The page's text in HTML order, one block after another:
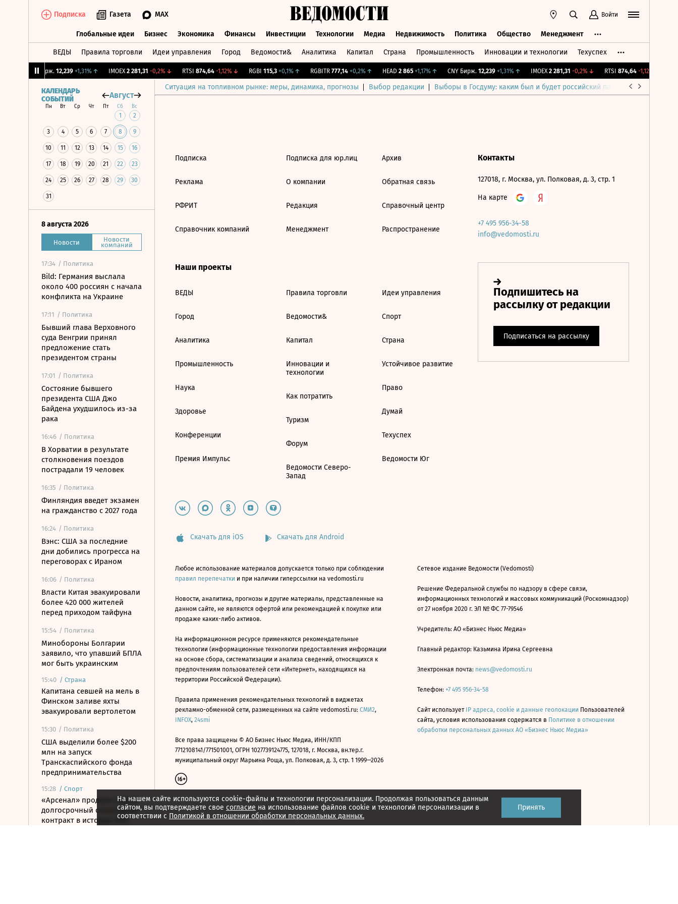
Подписка Газета MAX Войти
Глобальные идеи Бизнес Экономика Финансы Инвестиции Технологии Медиа Недвижимость Политика Общество Менеджмент
ВЕДЫ Правила торговли Идеи управления Город Ведомости& Аналитика Капитал Страна Промышленность Инновации и технологии Техуспех
CNY Бирж. 12,239 +1,31%↑ IMOEX 2 281,31 -0,2%↓ RTSI 874,64 -1,12%↓ RGBI 115,3 +0,1%↑ RGBITR 777,14 +0,2%↑ HEAD 2 865 +1,17%↑ CNY Бирж. 12,239 +1,31%↑ IMOEX 2 281,31 -0,2%↓ RTSI 874,64 -1,12%
Ситуация на топливном рынке: меры, динамика, прогнозы Выбор редакции Выборы в Госдуму: каким был и будет российский парламент
КАЛЕНДАРЬ
СОБЫТИЙ
Август
Пн Вт Ср Чт Пт Сб Вс
1 2
3 4 5 6 7 8 9
10 11 12 13 14 15 16
17 18 19 20 21 22 23
24 25 26 27 28 29 30
31
8 августа 2026
Новости Новости
компаний
17:34 / Политика
Bild: Германия выслала
около 400 россиян с начала
конфликта на Украине
17:11 / Политика
Бывший глава Верховного
суда Венгрии принял
предложение стать
президентом страны
17:01 / Политика
Состояние бывшего
президента США Джо
Байдена ухудшилось из-за
рака
16:46 / Политика
В Хорватии в результате
столкновения поездов
пострадали 19 человек
16:35 / Политика
Финляндия введет экзамен
на гражданство с 2027 года
16:24 / Политика
Вэнс: США за последние
дни добились прогресса на
переговорах с Ираном
16:06 / Политика
Власти Китая эвакуировали
более 420 000 жителей
перед приходом тайфуна
15:54 / Политика
Минобороны Болгарии
заявило, что упавший БПЛА
мог быть украинским
15:40 / Страна
Капитана севшей на мель в
Финском заливе яхты
эвакуировали вертолетом
15:30 / Политика
США выделили более $200
млн на запуск
Транскаспийского фонда
предпринимательства
15:28 / Спорт
«Арсенал» продлил самый
долгосрочный спонсоркий
контракт в истории АПЛ
На нашем сайте используются cookie-файлы и технологии персонализации. Продолжая пользоваться данным
сайтом, вы подтверждаете свое согласие на использование файлов cookie и технологий персонализации в
соответствии с Политикой в отношении обработки персональных данных.
Принять
Подписка
Реклама
РФРИТ
Справочник компаний
Подписка для юр.лиц
О компании
Редакция
Менеджмент
Архив
Обратная связь
Справочный центр
Распространение
Наши проекты
ВЕДЫ
Город
Аналитика
Промышленность
Наука
Здоровье
Конференции
Премия Импульс
Правила торговли
Ведомости&
Капитал
Инновации и
технологии
Как потратить
Туризм
Форум
Ведомости Северо-
Запад
Идеи управления
Спорт
Страна
Устойчивое развитие
Право
Думай
Техуспех
Ведомости Юг
Контакты
127018, г. Москва, ул. Полковая, д. 3, стр. 1
На карте
+7 495 956-34-58
info@vedomosti.ru
Скачать для iOS Скачать для Android
Любое использование материалов допускается только при соблюдении
правил перепечатки и при наличии гиперссылки на vedomosti.ru
Новости, аналитика, прогнозы и другие материалы, представленные на
данном сайте, не являются офертой или рекомендацией к покупке или
продаже каких-либо активов.
На информационном ресурсе применяются рекомендательные
технологии (информационные технологии предоставления информации
на основе сбора, систематизации и анализа сведений, относящихся к
предпочтениям пользователей сети «Интернет», находящихся на
территории Российской Федерации).
Правила применения рекомендательных технологий в виджетах
рекламно-обменной сети, размещенных на сайте vedomosti.ru: СМИ2,
INFOX, 24smi
Все права защищены © АО Бизнес Ньюс Медиа, ИНН/КПП
7712108141/771501001, ОГРН 1027739124775, 127018, г. Москва, вн.тер.г.
муниципальный округ Марьина Роща, ул. Полковая, д. 3, стр. 1 1999—2026
Сетевое издание Ведомости (Vedomosti)
Решение Федеральной службы по надзору в сфере связи,
информационных технологий и массовых коммуникаций (Роскомнадзор)
от 27 ноября 2020 г. ЭЛ № ФС 77-79546
Учредитель: АО «Бизнес Ньюс Медиа»
Главный редактор: Казьмина Ирина Сергеевна
Электронная почта: news@vedomosti.ru
Телефон: +7 495 956-34-58
Сайт использует IP адреса, cookie и данные геолокации Пользователей
сайта, условия использования содержатся в Политике в отношении
обработки персональных данных АО «Бизнес Ньюс Медиа»